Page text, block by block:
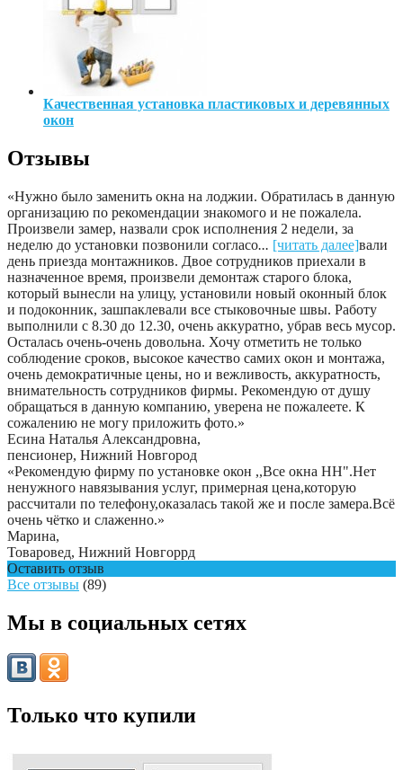
Качественная установка пластиковых и деревянных
окон
Отзывы
«Нужно было заменить окна на лоджии. Обратилась в данную
организацию по рекомендации знакомого и не пожалела.
Произвели замер, назвали срок исполнения 2 недели, за
неделю до установки позвонили согласо... [читать далее]вали
день приезда монтажников. Двое сотрудников приехали в
назначенное время, произвели демонтаж старого блока,
который вынесли на улицу, установили новый оконный блок
и подоконник, зашпаклевали все стыковочные швы. Работу
выполнили с 8.30 до 12.30, очень аккуратно, убрав весь мусор.
Осталась очень-очень довольна. Хочу отметить не только
соблюдение сроков, высокое качество самих окон и монтажа,
очень демократичные цены, но и вежливость, аккуратность,
внимательность сотрудников фирмы. Рекомендую от душу
обращаться в данную компанию, уверена не пожалеете. К
сожалению не могу приложить фото.»
Есина Наталья Александровна,
пенсионер, Нижний Новгород
«Рекомендую фирму по установке окон ,,Все окна НН".Нет
ненужного навязывания услуг, примерная цена,которую
рассчитали по телефону,оказалась такой же и после замера.Всë
очень чëтко и слаженно.»
Марина,
Товаровед, Нижний Новгоррд
Оставить отзыв
Все отзывы (89)
Мы в социальных сетях
Только что купили